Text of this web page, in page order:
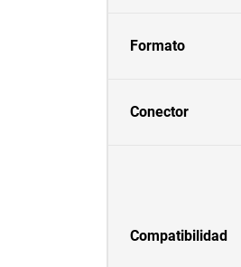
Formato
Conector
Compatibilidad